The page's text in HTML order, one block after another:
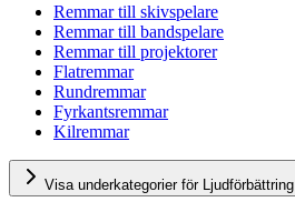
Remmar till skivspelare
Remmar till bandspelare
Remmar till projektorer
Flatremmar
Rundremmar
Fyrkantsremmar
Kilremmar
Visa underkategorier för Ljudförbättring